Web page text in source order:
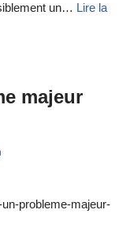
un… Lire la
majeur
probleme-majeur-